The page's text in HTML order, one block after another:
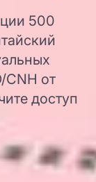
500
CNH от
доступ